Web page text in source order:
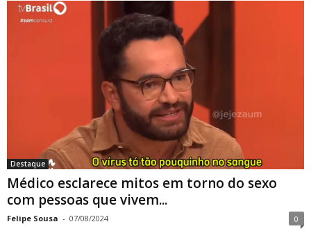
Destaque
Médico esclarece mitos em torno do sexo
com pessoas que vivem...
Felipe Sousa - 07/08/2024 0